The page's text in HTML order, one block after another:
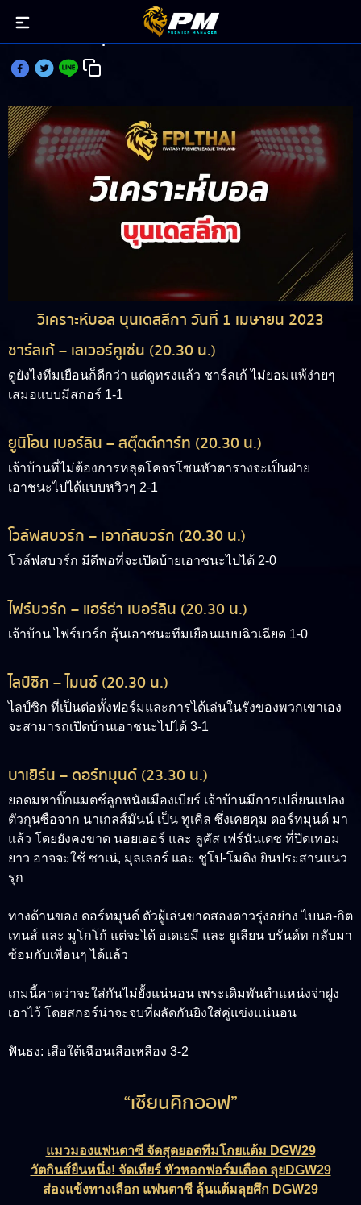
วิเคราะห์บอล บุนเดสลีกา วันที่ 1 เมษายน 2023
วิเคราะห์บอล บุนเดสลีกา วันที่ 1 เมษายน 2023
ชาร์ลเก้ – เลเวอร์คูเซ่น (20.30 น.)
ดูยังไงทีมเยือนก็ดีกว่า แต่ดูทรงแล้ว ชาร์ลเก้ ไม่ยอมแพ้ง่ายๆ
เสมอแบบมีสกอร์ 1-1
ยูนิโอน เบอร์ลิน – สตุ๊ตต์การ์ท (20.30 น.)
เจ้าบ้านที่ไม่ต้องการหลุดโคจรโซนหัวตารางจะเป็นฝ่าย
เอาชนะไปได้แบบหวิวๆ 2-1
โวล์ฟสบวร์ก – เอาก์สบวร์ก (20.30 น.)
โวล์ฟสบวร์ก มีดีพอที่จะเปิดบ้ายเอาชนะไปได้ 2-0
ไฟร์บวร์ก – แฮร์ธ่า เบอร์ลิน (20.30 น.)
เจ้าบ้าน ไฟร์บวร์ก ลุ้นเอาชนะทีมเยือนแบบฉิวเฉียด 1-0
ไลป์ซิก – ไมนซ์ (20.30 น.)
ไลป์ซิก ที่เป็นต่อทั้งฟอร์มและการได้เล่นในรังของพวกเขาเอง
จะสามารถเปิดบ้านเอาชนะไปได้ 3-1
บาเยิร์น – ดอร์ทมุนด์ (23.30 น.)
ยอดมหาบิ๊กแมตช์ลูกหนังเมืองเบียร์ เจ้าบ้านมีการเปลี่ยนแปลง
ตัวกุนซือจาก นาเกลส์มันน์ เป็น ทูเคิล ซึ่งเคยคุม ดอร์ทมุนด์ มา
แล้ว โดยยังคงขาด นอยเออร์ และ ลูคัส เฟร์นันเดซ ที่ปิดเทอม
ยาว อาจจะใช้ ซาเน่, มุลเลอร์ และ ชูโป-โมติง ยินประสานแนว
รุก
ทางด้านของ ดอร์ทมุนด์ ตัวผู้เล่นขาดสองดาวรุ่งอย่าง ไบนอ-กิต
เทนส์ และ มูโกโก้ แต่จะได้ อเดเยมี และ ยูเลียน บรันด์ท กลับมา
ซ้อมกับเพื่อนๆ ได้แล้ว
เกมนี้คาดว่าจะใส่กันไม่ยั้งแน่นอน เพระเดิมพันตำแหน่งจ่าฝูง
เอาไว้ โดยสกอร์น่าจะจบที่ผลัดกันยิงใส่คู่แข่งแน่นอน
ฟันธง: เสือใต้เฉือนเสือเหลือง 3-2
“เซียนคิกออฟ”
แมวมองแฟนตาซี จัดสุดยอดทีมโกยแต้ม DGW29
วัตกินส์ยืนหนึ่ง! จัดเทียร์ หัวหอกฟอร์มเดือด ลุยDGW29
ส่องแข้งทางเลือก แฟนตาซี ลุ้นแต้มลุยศึก DGW29